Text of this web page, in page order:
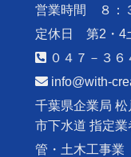
営業時間 ８：
定休日 第2・4
０４７－３６
info@with-
千葉県企業局 松
市下水道 指定業
管・土木工事業